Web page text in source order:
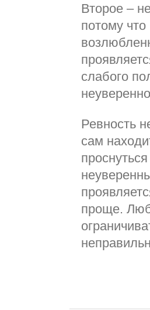
Второе –
потому
слабого
Ревность
сам
проще.